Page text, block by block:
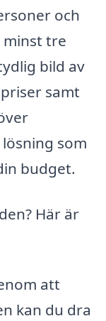
och
tre
bild av
samt
som
budget.
Här är
att
kan du dra